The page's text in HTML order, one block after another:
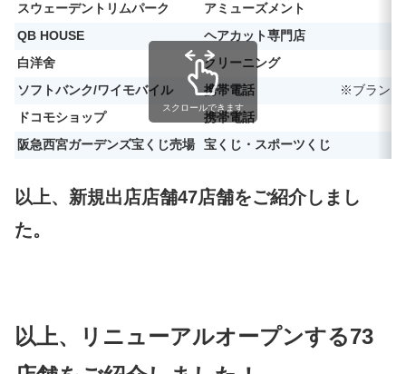
スウェーデントリムパーク
アミューズメント
QB HOUSE
ヘアカット専門店
白洋舍
クリーニング
ソフトバンク/ワイモバイル
携帯電話
※ブランド
ドコモショップ
携帯電話
阪急西宮ガーデンズ宝くじ売場 宝くじ・スポーツくじ
スクロールできます
以上、新規出店店舗47店舗をご紹介しまし
た。
以上、リニューアルオープンする73